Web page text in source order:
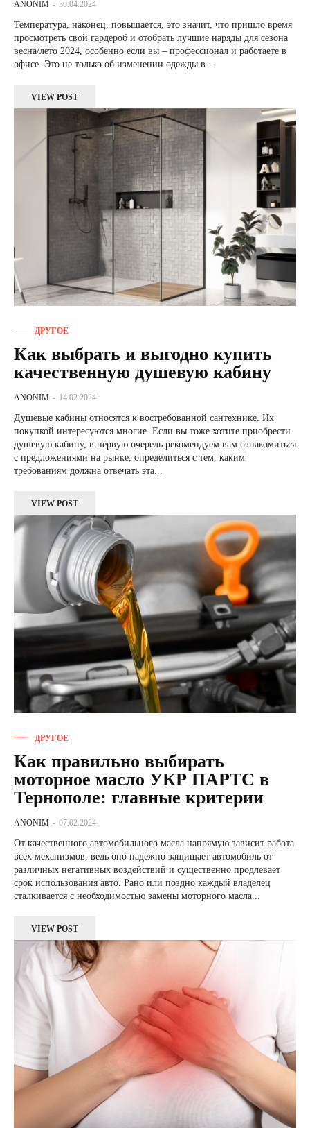
ANONIM - 30.04.2024
Температура, наконец, повышается, это значит, что пришло время
просмотреть свой гардероб и отобрать лучшие наряды для сезона
весна/лето 2024, особенно если вы – профессионал и работаете в
офисе. Это не только об изменении одежды в...
VIEW POST
ДРУГОЕ
Как выбрать и выгодно купить
качественную душевую кабину
ANONIM - 14.02.2024
Душевые кабины относятся к востребованной сантехнике. Их
покупкой интересуются многие. Если вы тоже хотите приобрести
душевую кабину, в первую очередь рекомендуем вам ознакомиться
с предложениями на рынке, определиться с тем, каким
требованиям должна отвечать эта...
VIEW POST
ДРУГОЕ
Как правильно выбирать
моторное масло УКР ПАРТС в
Тернополе: главные критерии
ANONIM - 07.02.2024
От качественного автомобильного масла напрямую зависит работа
всех механизмов, ведь оно надежно защищает автомобиль от
различных негативных воздействий и существенно продлевает
срок использования авто. Рано или поздно каждый владелец
сталкивается с необходимостью замены моторного масла...
VIEW POST